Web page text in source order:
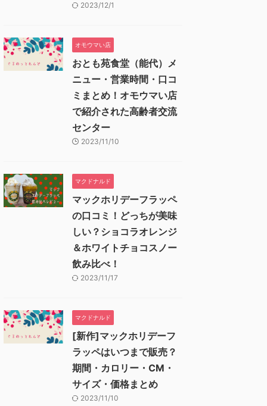
2023/12/1
オモウマい店
おとも苑食堂（能代）メ
ニュー・営業時間・口コ
ミまとめ！オモウマい店
で紹介された高齢者交流
センター
2023/11/10
マクドナルド
マックホリデーフラッペ
の口コミ！どっちが美味
しい？ショコラオレンジ
＆ホワイトチョコスノー
飲み比べ！
2023/11/17
マクドナルド
[新作]マックホリデーフ
ラッペはいつまで販売？
期間・カロリー・CM・
サイズ・価格まとめ
2023/11/10